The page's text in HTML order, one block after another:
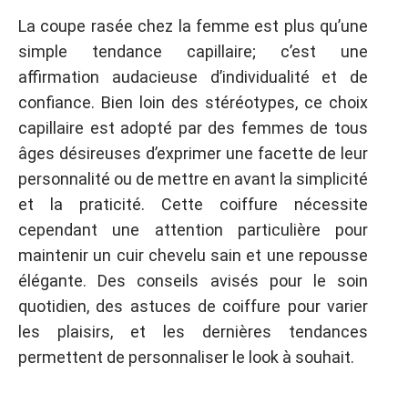
La coupe rasée chez la femme est plus qu’une
simple tendance capillaire; c’est une
affirmation audacieuse d’individualité et de
confiance. Bien loin des stéréotypes, ce choix
capillaire est adopté par des femmes de tous
âges désireuses d’exprimer une facette de leur
personnalité ou de mettre en avant la simplicité
et la praticité. Cette coiffure nécessite
cependant une attention particulière pour
maintenir un cuir chevelu sain et une repousse
élégante. Des conseils avisés pour le soin
quotidien, des astuces de coiffure pour varier
les plaisirs, et les dernières tendances
permettent de personnaliser le look à souhait.